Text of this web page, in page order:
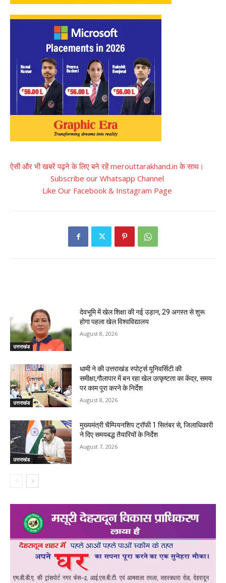
ऐसी और भी खबरें पढ़ने के लिए बने रहें merouttarakhand.in के साथ।
Subscribe our Whatsapp Channel
Like Our Facebook & Instagram Page
उत्तराखंड
देवभूमि में खेल शिक्षा की नई उड़ान, 29 अगस्त से शुरू
होगा पहला खेल विश्वविद्यालय
August 8, 2026
उत्तराखंड
धामी ने की उत्तराखंड स्पोर्ट्स यूनिवर्सिटी की
समीक्षा,गौलापार में बन रहा खेल उत्कृष्टता का केंद्र, समय
पर काम पूरा करने के निर्देश
August 8, 2026
उत्तराखंड
मुख्यमंत्री चैम्पियनशिप ट्रॉफी 1 सितंबर से, जिलाधिकारी
ने दिए समयबद्ध तैयारियों के निर्देश
August 7, 2026